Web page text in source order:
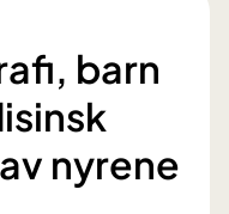
barn
nyrene